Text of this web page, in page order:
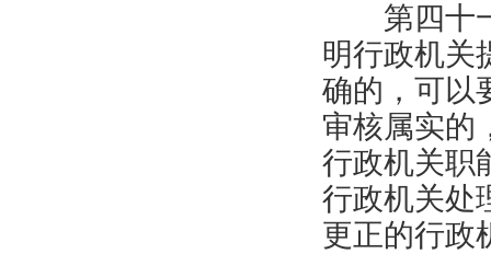
第四十
明行政机关
确的，可以
审核属实的
行政机关职
行政机关处
更正的行政